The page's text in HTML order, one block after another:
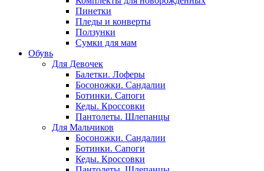
Пинетки
Пледы и конверты
Ползунки
Сумки для мам
Обувь
Для Девочек
Балетки. Лоферы
Босоножки. Сандалии
Ботинки. Сапоги
Кеды. Кроссовки
Пантолеты. Шлепанцы
Для Мальчиков
Босоножки. Сандалии
Ботинки. Сапоги
Кеды. Кроссовки